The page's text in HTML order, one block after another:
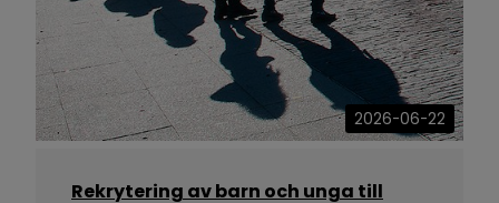
2026-06-22
Rekrytering av barn och unga till